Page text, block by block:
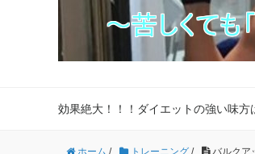
効果絶大！！！ダイエットの強い味方
ホーム / トレーニング / バルクア